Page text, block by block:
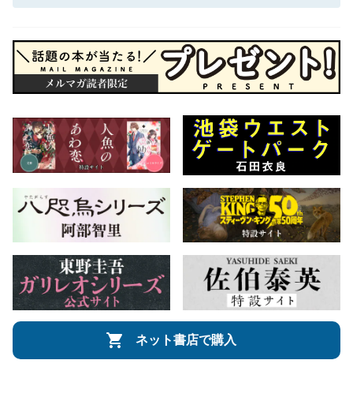
ネット書店で購入